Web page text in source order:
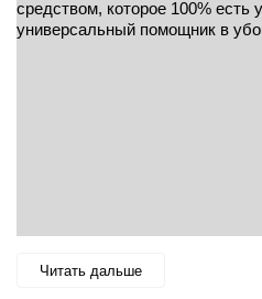
Читать дальше